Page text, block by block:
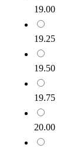
19.00
19.25
19.50
19.75
20.00